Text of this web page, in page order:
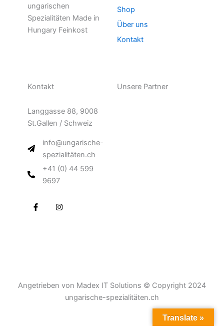
ungarischen
Spezialitäten Made in
Hungary Feinkost
Shop
Über uns
Kontakt
Kontakt
Langgasse 88, 9008
St.Gallen / Schweiz
info@ungarische-
spezialitäten.ch
+41 (0) 44 599
9697
F
a
I
n
Unsere Partner
Angetrieben von Madex IT Solutions © Copyright 2024
ungarische-spezialitäten.ch
Translate »